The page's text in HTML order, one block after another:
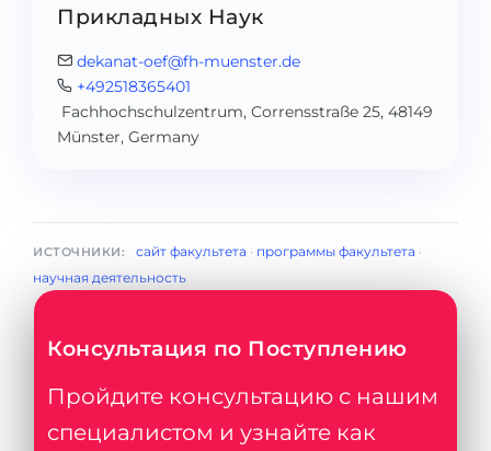
Прикладных Наук
dekanat-oef@fh-muenster.de
+492518365401
Fachhochschulzentrum, Corrensstraße 25, 48149
Münster, Germany
ИСТОЧНИКИ: сайт факультета · программы факультета ·
научная деятельность
Консультация по Поступлению
Пройдите консультацию с нашим
специалистом и узнайте как